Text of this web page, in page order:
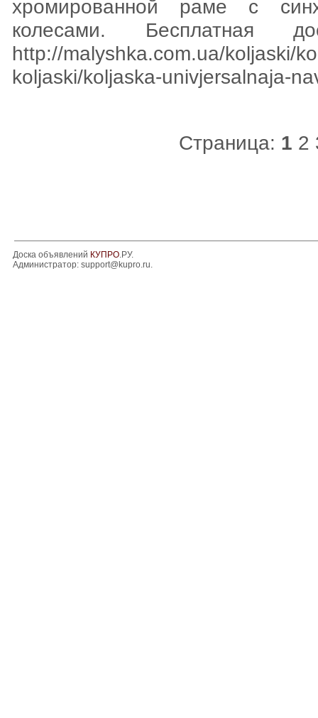
хромированной раме с
колесами. Бесплатная
http://malyshka.com.ua/koljaski/
koljaski/koljaska-univjersalnaja-
Страница: 1 2
Доска объявлений КУПРО.РУ.
Администратор: support@kupro.ru.